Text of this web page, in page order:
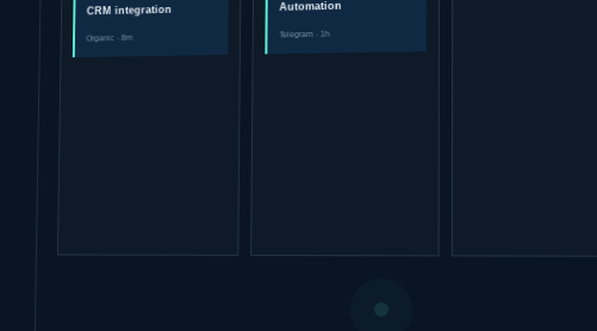
CRM integration
Organic · 8m
Automation
Telegram · 1h